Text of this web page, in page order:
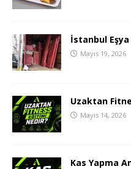
İstanbul
Mayıs 19, 2026
Uzaktan
Mayıs 14, 2026
Kas Yapma